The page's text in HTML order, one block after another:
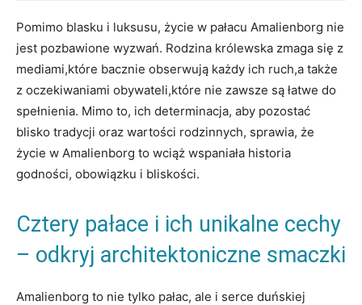
Pomimo ​blasku i luksusu, życie w pałacu Amalienborg nie⁤
jest pozbawione wyzwań.⁤ Rodzina królewska‍ zmaga‍ się z
mediami,które ⁤bacznie obserwują‌ każdy ich ruch,a także
z oczekiwaniami‍ obywateli,które nie zawsze są łatwe⁣ do
spełnienia. Mimo to, ich ​determinacja,⁤ aby pozostać
blisko tradycji oraz wartości rodzinnych,⁤ sprawia, że⁢
życie ⁣w Amalienborg⁣ to​ wciąż wspaniała⁣ historia​
godności, obowiązku i bliskości.
Cztery pałace ⁣i ich unikalne cechy‌
– odkryj architektoniczne smaczki
Amalienborg to nie tylko‍ pałac, ale i serce duńskiej